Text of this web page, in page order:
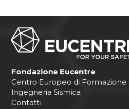
Fondazione Eucentre
Centro Europeo di Formazione
Ingegneria Sismica
Contatti